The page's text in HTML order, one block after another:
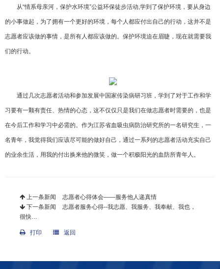
从“情系母亲河，保护水环境”公益环保徒步活动,学到了保护环境，要从身边
的小事做起，为了拥有一个更好的环境，每个人都应付出自己的行动，这并不是
志愿者应该做的事情，是所有人都应该做的。保护环境迫在眉睫，现在就需要我
们的行动。
通过几次志愿者活动和参加发展中 国家传染病研习班，学到了对于工作和学
习要有一颗有责任、热情的心态，这不仅仅只是我们在做志愿者时需要的，也是
在今后工作和学习中必需的。作为江苏省血吸虫病防治研究所的一名研究生，一
名青年，我觉得我们应该尽可能的做好自己，通过一系列的志愿者活动充实自己
的业余生活，用我的付出换来他的微笑，做一个积极阳光的血防所青年人。
上一条新闻
志愿者心得体会——服务他人递真情
下一条新闻
志愿者服务心得--我志愿、我服务、我奉献、我也，
很快…
打印 返回